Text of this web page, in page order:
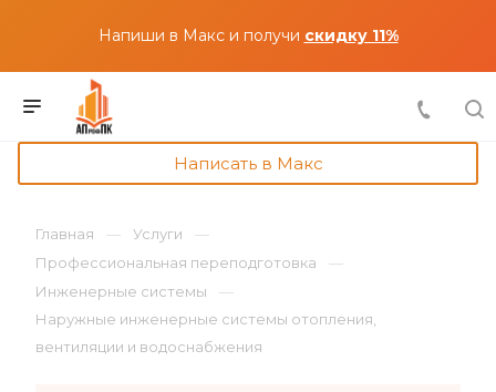
Напиши в Макс и получи скидку 11%
Написать в Макс
Главная
Услуги
Профессиональная переподготовка
Инженерные системы
Наружные инженерные системы отопления,
вентиляции и водоснабжения